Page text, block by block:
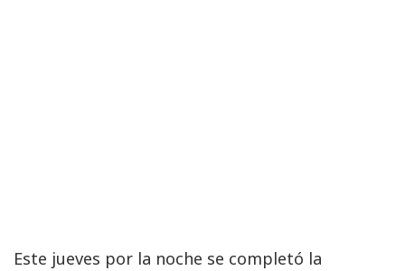
Este jueves por la noche se completó la